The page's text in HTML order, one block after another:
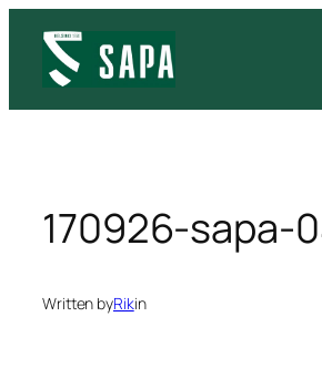
sisältöön
170926-sapa-
Written byRikin